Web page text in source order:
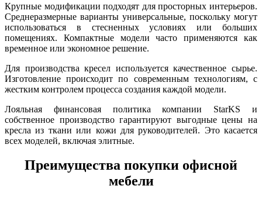
Крупные модификации подходят для просторных интерьеров.
Среднеразмерные варианты универсальные, поскольку могут
использоваться в стесненных условиях или больших
помещениях. Компактные модели часто применяются как
временное или экономное решение.
Для производства кресел используется качественное сырье.
Изготовление происходит по современным технологиям, с
жестким контролем процесса создания каждой модели.
Лояльная финансовая политика компании StarKS и
собственное производство гарантируют выгодные цены на
кресла из ткани или кожи для руководителей. Это касается
всех моделей, включая элитные.
Преимущества покупки офисной
мебели